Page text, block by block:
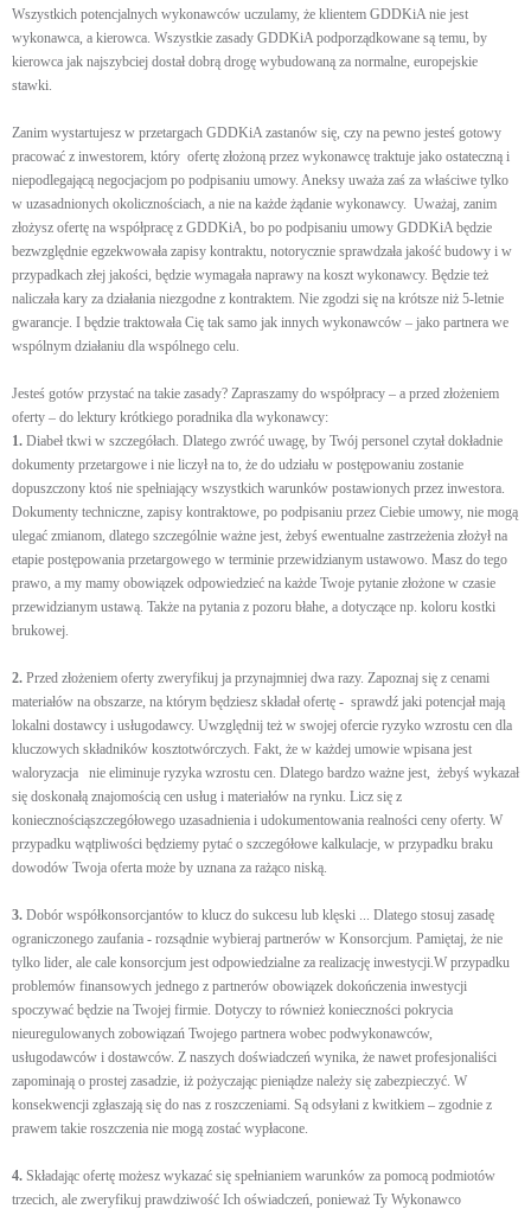
Wszystkich potencjalnych wykonawców uczulamy, że klientem GDDKiA nie jest
wykonawca, a kierowca. Wszystkie zasady GDDKiA podporządkowane są temu, by
kierowca jak najszybciej dostał dobrą drogę wybudowaną za normalne, europejskie
stawki.
Zanim wystartujesz w przetargach GDDKiA zastanów się, czy na pewno jesteś gotowy
pracować z inwestorem, który ofertę złożoną przez wykonawcę traktuje jako ostateczną i
niepodlegającą negocjacjom po podpisaniu umowy. Aneksy uważa zaś za właściwe tylko
w uzasadnionych okolicznościach, a nie na każde żądanie wykonawcy. Uważaj, zanim
złożysz ofertę na współpracę z GDDKiA, bo po podpisaniu umowy GDDKiA będzie
bezwzględnie egzekwowała zapisy kontraktu, notorycznie sprawdzała jakość budowy i w
przypadkach złej jakości, będzie wymagała naprawy na koszt wykonawcy. Będzie też
naliczała kary za działania niezgodne z kontraktem. Nie zgodzi się na krótsze niż 5-letnie
gwarancje. I będzie traktowała Cię tak samo jak innych wykonawców – jako partnera we
wspólnym działaniu dla wspólnego celu.
Jesteś gotów przystać na takie zasady? Zapraszamy do współpracy – a przed złożeniem
oferty – do lektury krótkiego poradnika dla wykonawcy:
1. Diabeł tkwi w szczegółach. Dlatego zwróć uwagę, by Twój personel czytał dokładnie
dokumenty przetargowe i nie liczył na to, że do udziału w postępowaniu zostanie
dopuszczony ktoś nie spełniający wszystkich warunków postawionych przez inwestora.
Dokumenty techniczne, zapisy kontraktowe, po podpisaniu przez Ciebie umowy, nie mogą
ulegać zmianom, dlatego szczególnie ważne jest, żebyś ewentualne zastrzeżenia złożył na
etapie postępowania przetargowego w terminie przewidzianym ustawowo. Masz do tego
prawo, a my mamy obowiązek odpowiedzieć na każde Twoje pytanie złożone w czasie
przewidzianym ustawą. Także na pytania z pozoru błahe, a dotyczące np. koloru kostki
brukowej.
2. Przed złożeniem oferty zweryfikuj ja przynajmniej dwa razy. Zapoznaj się z cenami
materiałów na obszarze, na którym będziesz składał ofertę - sprawdź jaki potencjał mają
lokalni dostawcy i usługodawcy. Uwzględnij też w swojej ofercie ryzyko wzrostu cen dla
kluczowych składników kosztotwórczych. Fakt, że w każdej umowie wpisana jest
waloryzacja nie eliminuje ryzyka wzrostu cen. Dlatego bardzo ważne jest, żebyś wykazał
się doskonałą znajomością cen usług i materiałów na rynku. Licz się z
koniecznościąszczegółowego uzasadnienia i udokumentowania realności ceny oferty. W
przypadku wątpliwości będziemy pytać o szczegółowe kalkulacje, w przypadku braku
dowodów Twoja oferta może by uznana za rażąco niską.
3. Dobór współkonsorcjantów to klucz do sukcesu lub klęski ... Dlatego stosuj zasadę
ograniczonego zaufania - rozsądnie wybieraj partnerów w Konsorcjum. Pamiętaj, że nie
tylko lider, ale cale konsorcjum jest odpowiedzialne za realizację inwestycji.W przypadku
problemów finansowych jednego z partnerów obowiązek dokończenia inwestycji
spoczywać będzie na Twojej firmie. Dotyczy to również konieczności pokrycia
nieuregulowanych zobowiązań Twojego partnera wobec podwykonawców,
usługodawców i dostawców. Z naszych doświadczeń wynika, że nawet profesjonaliści
zapominają o prostej zasadzie, iż pożyczając pieniądze należy się zabezpieczyć. W
konsekwencji zgłaszają się do nas z roszczeniami. Są odsyłani z kwitkiem – zgodnie z
prawem takie roszczenia nie mogą zostać wypłacone.
4. Składając ofertę możesz wykazać się spełnianiem warunków za pomocą podmiotów
trzecich, ale zweryfikuj prawdziwość Ich oświadczeń, ponieważ Ty Wykonawco